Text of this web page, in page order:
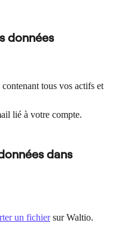
données
tous vos actifs et
lié à votre compte.
dans
un fichier sur Waltio.